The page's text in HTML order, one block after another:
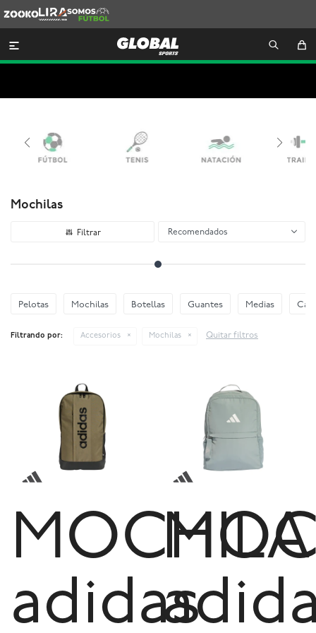
Lira
Somos
Futbol

Mochilas
Recomendados
Pelotas Mochilas Botellas Guantes Medias
Filtrando por: Accesorios Mochilas Quitar filtros
MOCHILA
adidas